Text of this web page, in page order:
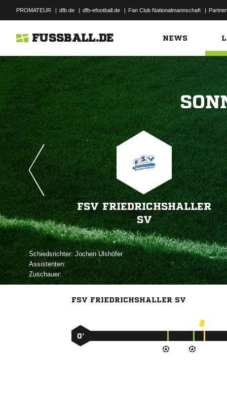
PROMATEUR | dfb.de | dfb-efootball.de | Fan Club Nationalmannschaft | Partner
FUSSBALL.DE NEWS
FSV FRIEDRICHSHALLER
SV
Schiedsrichter: 
Assistenten:
Zuschauer:
FSV FRIEDRICHSHALLER SV
0’